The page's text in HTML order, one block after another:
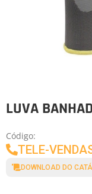
LUVA
Código:
TELE-
DOWNLOAD DO